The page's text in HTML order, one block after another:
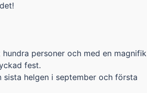
personer och med en magnifik
fest.
helgen i september och första